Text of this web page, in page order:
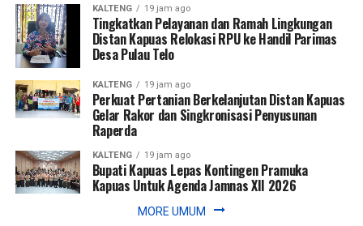
KALTENG 19 jam ago
Tingkatkan Pelayanan dan Ramah Lingkungan
Distan Kapuas Relokasi RPU ke Handil Parimas
Desa Pulau Telo
KALTENG 19 jam ago
Perkuat Pertanian Berkelanjutan Distan Kapuas
Gelar Rakor dan Singkronisasi Penyusunan
Raperda
KALTENG 19 jam ago
Bupati Kapuas Lepas Kontingen Pramuka
Kapuas Untuk Agenda Jamnas XII 2026
MORE UMUM